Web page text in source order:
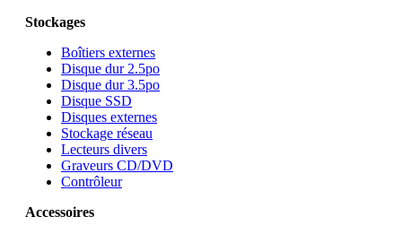
Stockages
Boîtiers externes
Disque dur 2.5po
Disque dur 3.5po
Disque SSD
Disques externes
Stockage réseau
Lecteurs divers
Graveurs CD/DVD
Contrôleur
Accessoires